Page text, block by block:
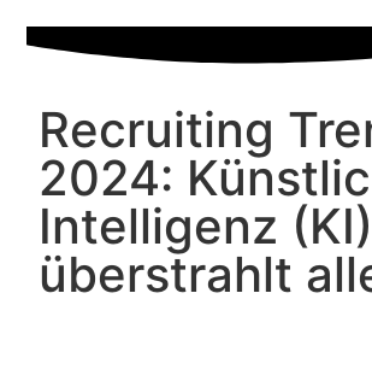
Recruiting
2024:
Intelligenz (KI)
überstrahlt